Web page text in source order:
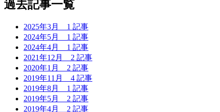
過去記事一覧
2025年3月 1 記事
2024年5月 1 記事
2024年4月 1 記事
2021年12月 2 記事
2020年1月 2 記事
2019年11月 4 記事
2019年8月 1 記事
2019年5月 2 記事
2019年4月 2 記事